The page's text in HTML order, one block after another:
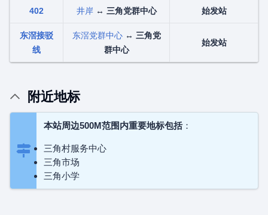
402 井岸↔ 三角党群中心 始发站
东滘接驳
线
东滘党群中心↔ 三角党
群中心
始发站
附近地标
本站周边500M范围内重要地标包括：
三角村服务中心
三角市场
三角小学